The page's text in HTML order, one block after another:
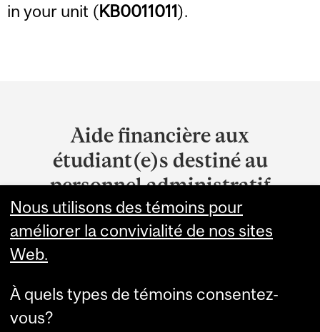
in your unit (KB0011011).
University
Information
Aide financière aux
étudiant(e)s destiné au
personnel administratif
Le service de soutien et d'attribution des bourses
Bourses et aide financière
Nous utilisons des témoins pour
améliorer la convivialité de nos sites
Web.
À quels types de témoins consentez-
vous?